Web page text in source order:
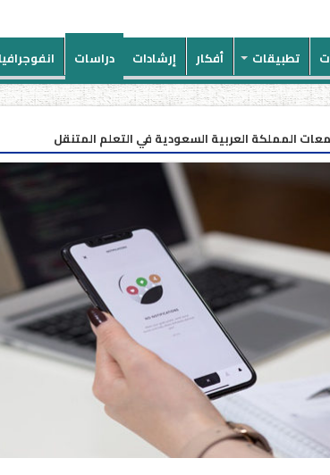
تطبيقات أفكار إرشادات دراسات
المملكة العربية السعودية في التعلم المتنقل